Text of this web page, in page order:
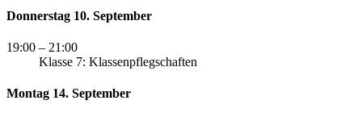
Donnerstag 10. September
19:00 – 21:00
Klasse 7: Klassenpflegschaften
Montag 14. September